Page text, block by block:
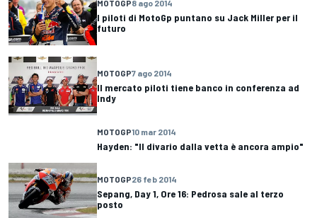
MOTOGP8 ago 2014
I piloti di MotoGp puntano su Jack Miller per il
futuro
MOTOGP7 ago 2014
Il mercato piloti tiene banco in conferenza ad
Indy
MOTOGP10 mar 2014
Hayden: "Il divario dalla vetta è ancora ampio"
MOTOGP26 feb 2014
Sepang, Day 1, Ore 16: Pedrosa sale al terzo
posto